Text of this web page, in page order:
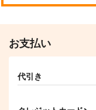
サンプル
作品詳細
お支払い
代引き